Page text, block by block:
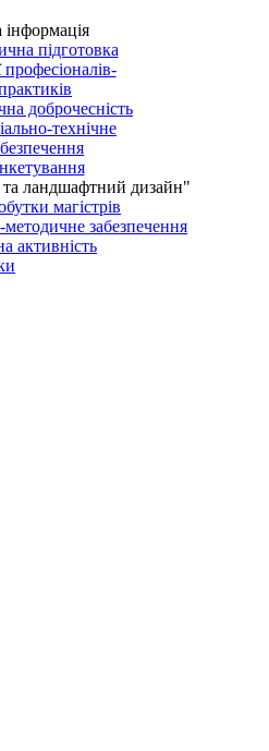
інформація
підготовка
професіоналів-
доброчесність
технічне
ландшафтний дизайн"
магістрів
забезпечення
активність